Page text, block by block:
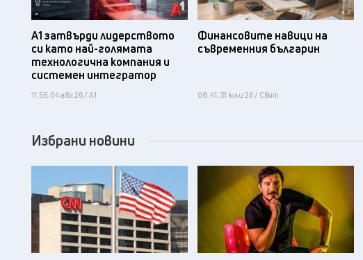
А1 затвърди лидерството
си като най-голямата
технологична компания и
системен интегратор
11:56, 04 авг 26 / А1
Финансовите навици на
съвременния българин
08:41, 31 юли 26 / Свят
Избрани новини